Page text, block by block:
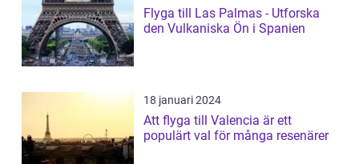
Flyga till Las Palmas - Utforska
den Vulkaniska Ön i Spanien
18 januari 2024
Att flyga till Valencia är ett
populärt val för många resenärer